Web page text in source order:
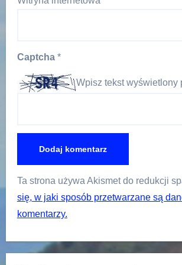
Captcha *
Wpisz tekst wyświetlony
Ta strona używa Akismet do redukcji
się, w jaki sposób przetwarzane są
komentarzy.